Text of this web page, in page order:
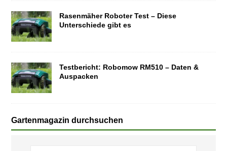
Rasenmäher Roboter Test – Diese
Unterschiede gibt es
Testbericht: Robomow RM510 – Daten &
Auspacken
Gartenmagazin durchsuchen